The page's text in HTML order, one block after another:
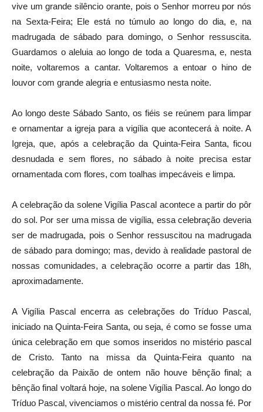
vive um grande silêncio orante, pois o Senhor morreu por nós
na Sexta-Feira; Ele está no túmulo ao longo do dia, e, na
madrugada de sábado para domingo, o Senhor ressuscita.
Guardamos o aleluia ao longo de toda a Quaresma, e, nesta
noite, voltaremos a cantar. Voltaremos a entoar o hino de
louvor com grande alegria e entusiasmo nesta noite.
Ao longo deste Sábado Santo, os fiéis se reúnem para limpar
e ornamentar a igreja para a vigília que acontecerá à noite. A
Igreja, que, após a celebração da Quinta-Feira Santa, ficou
desnudada e sem flores, no sábado à noite precisa estar
ornamentada com flores, com toalhas impecáveis e limpa.
A celebração da solene Vigília Pascal acontece a partir do pôr
do sol. Por ser uma missa de vigília, essa celebração deveria
ser de madrugada, pois o Senhor ressuscitou na madrugada
de sábado para domingo; mas, devido à realidade pastoral de
nossas comunidades, a celebração ocorre a partir das 18h,
aproximadamente.
A Vigília Pascal encerra as celebrações do Tríduo Pascal,
iniciado na Quinta-Feira Santa, ou seja, é como se fosse uma
única celebração em que somos inseridos no mistério pascal
de Cristo. Tanto na missa da Quinta-Feira quanto na
celebração da Paixão de ontem não houve bênção final; a
bênção final voltará hoje, na solene Vigília Pascal. Ao longo do
Tríduo Pascal, vivenciamos o mistério central da nossa fé. Por